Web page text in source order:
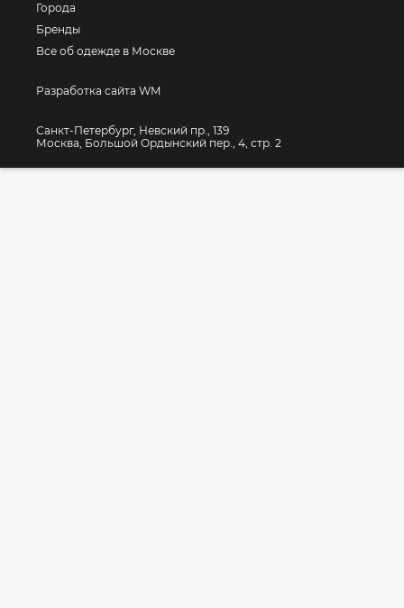
Города
Бренды
Все об одежде в Москве
Разработка сайта WM
Санкт-Петербург, Невский пр., 139
Москва, Большой Ордынский пер., 4, стр. 2